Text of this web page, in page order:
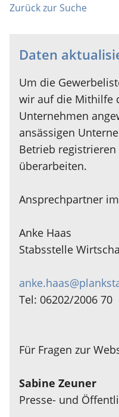
Zurück zur Suche
Daten
Um die
wir auf die Mithilfe
Unternehmen
ansässigen
Betrieb
überarbeiten.
Ansprechpartner
Anke Haas
Stabsstelle
Tel: 06202/2006 70
Für Fragen zur
Sabine Zeuner
Presse- und